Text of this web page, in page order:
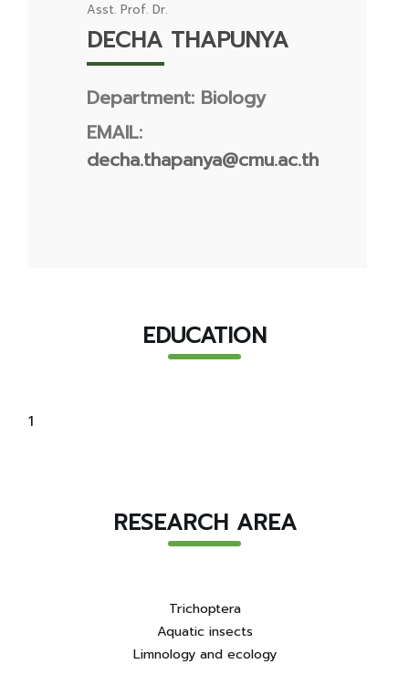
Asst. Prof. Dr.
DECHA THAPUNYA
Department: Biology
EMAIL:
decha.thapanya@cmu.ac.th
EDUCATION
1
RESEARCH AREA
Trichoptera
Aquatic insects
Limnology and ecology